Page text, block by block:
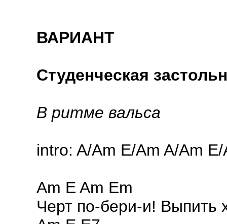
ВАРИАНТ
Студенческая
В ритме вальса
intro: A/Am E/Am A/Am
Am E Am Em
Черт по-бери-и! Выпить